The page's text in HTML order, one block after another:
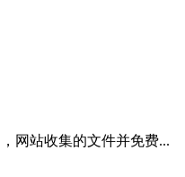
网站收集的文件并免费...